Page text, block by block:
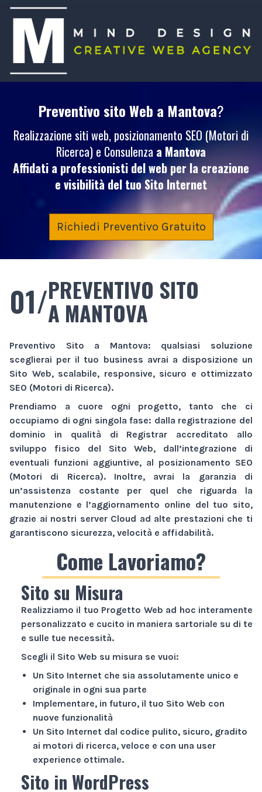
Preventivo sito Web a Mantova?
Realizzazione siti web, posizionamento SEO (Motori di
Ricerca) e Consulenza a Mantova
Affidati a professionisti del web per la creazione
e visibilità del tuoSito Internet
Richiedi Preventivo Gratuito
01/PREVENTIVO SITO
A MANTOVA
Preventivo Sito a Mantova: qualsiasi soluzione
sceglierai per il tuo business avrai a disposizione un
Sito Web, scalabile, responsive, sicuro e ottimizzato
SEO (Motori di Ricerca).
Prendiamo a cuore ogni progetto, tanto che ci
occupiamo di ogni singola fase: dalla registrazione del
dominio in qualità di Registrar accreditato allo
sviluppo fisico del Sito Web, dall’integrazione di
eventuali funzioni aggiuntive, al posizionamento SEO
(Motori di Ricerca). Inoltre, avrai la garanzia di
un’assistenza costante per quel che riguarda la
manutenzione e l’aggiornamento online del tuo sito,
grazie ai nostri server Cloud ad alte prestazioni che ti
garantiscono sicurezza, velocità e affidabilità.
Come Lavoriamo?
Sito su Misura
Realizziamo il tuo Progetto Web ad hoc interamente
personalizzato e cucito in maniera sartoriale su di te
e sulle tue necessità.
Scegli il Sito Web su misura se vuoi:
Un Sito Internet che sia assolutamente unico e
originale in ogni sua parte
Implementare, in futuro, il tuo Sito Web con
nuove funzionalità
Un Sito Internet dal codice pulito, sicuro, gradito
ai motori di ricerca, veloce e con una user
experience ottimale.
Sito in WordPress